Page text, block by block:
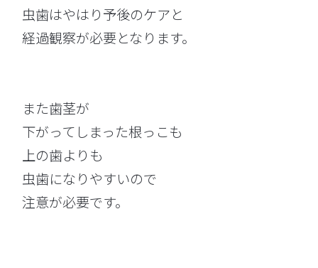
虫歯はやはり予後のケアと
経過観察が必要となります。
また歯茎が
下がってしまった根っこも
上の歯よりも
虫歯になりやすいので
注意が必要です。